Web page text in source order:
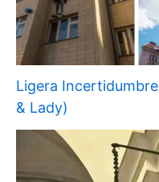
Ligera
& Lady)